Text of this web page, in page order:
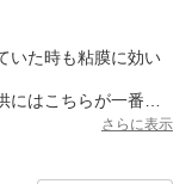
いた時も粘膜に効い
はこちらが一番美
さらに表示